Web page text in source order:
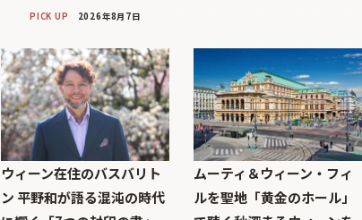
PICK UP 2026年8月7日
ウィーン在住のバスバリト
ン 平野和が語る混沌の時代
ムーティ＆ウィーン・フィ
ルを聖地「黄金のホール」